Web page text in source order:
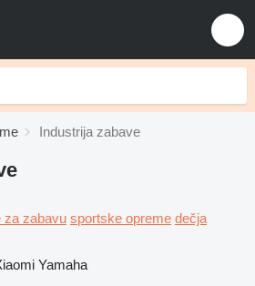
Industrija zabave
za zabavu sportske opreme dečja
Yamaha